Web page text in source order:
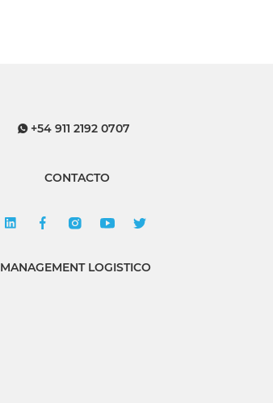
+54 911 2192 0707
CONTACTO
MANAGEMENT LOGISTICO